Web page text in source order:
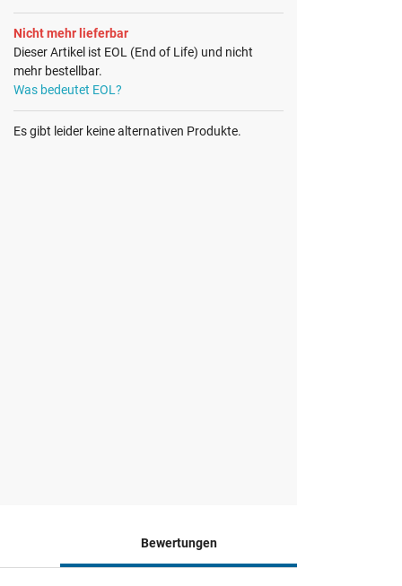
Nicht mehr lieferbar
Dieser Artikel ist EOL (End of Life) und nicht
mehr bestellbar.
Was bedeutet EOL?
Es gibt leider keine alternativen Produkte.
Bewertungen